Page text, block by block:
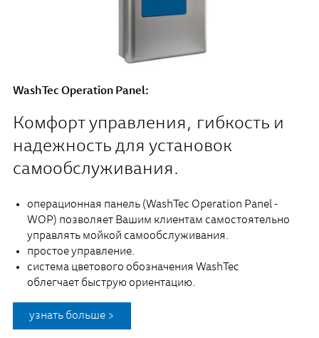
WashTec Operation Panel:
Комфорт управления, гибкость и
надежность для установок
самообслуживания.
операционная панель (WashTec Operation Panel -
WOP) позволяет Вашим клиентам самостоятельно
управлять мойкой самообслуживания.
простое управление.
система цветового обозначения WashTec
облегчает быструю ориентацию.
узнать больше >